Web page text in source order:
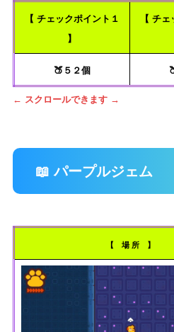
【 チェックポイント１
】
【 チ
🍑５２個
← スクロールできます →
📖 パープルジェム
【 場 所 】